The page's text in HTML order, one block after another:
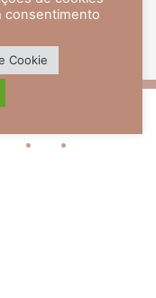
consentimento
Cookie